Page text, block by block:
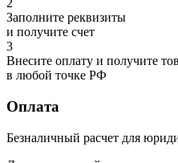
2
Заполните реквизиты
и получите счет
3
Внесите оплату и получите
в любой точке РФ
Оплата
Безналичный расчет для